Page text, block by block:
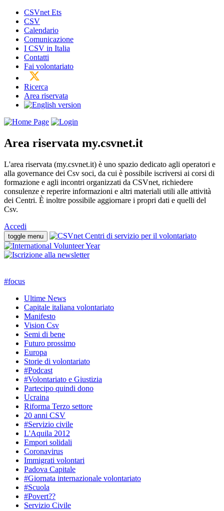
CSVnet Ets
CSV
Calendario
Comunicazione
I CSV in Italia
Contatti
Fai volontariato
Ricerca
Area riservata
Area riservata my.csvnet.it
L'area riservata (my.csvnet.it) è uno spazio dedicato agli operatori e
alla governance dei Csv soci, da cui è possibile iscriversi ai corsi di
formazione e agli incontri organizzati da CSVnet, richiedere
consulenze e reperire informazioni e altri materiali utili alle attività
dei Centri. È inoltre possibile aggiornare i propri dati e quelli del
Csv.
Accedi
toggle menu
#focus
Ultime News
Capitale italiana volontariato
Manifesto
Vision Csv
Semi di bene
Futuro prossimo
Europa
Storie di volontariato
#Podcast
#Volontariato e Giustizia
Partecipo quindi dono
Ucraina
Riforma Terzo settore
20 anni CSV
#Servizio civile
L'Aquila 2012
Empori solidali
Coronavirus
Immigrati volontari
Padova Capitale
#Giornata internazionale volontariato
#Scuola
#Povert??
Servizio Civile